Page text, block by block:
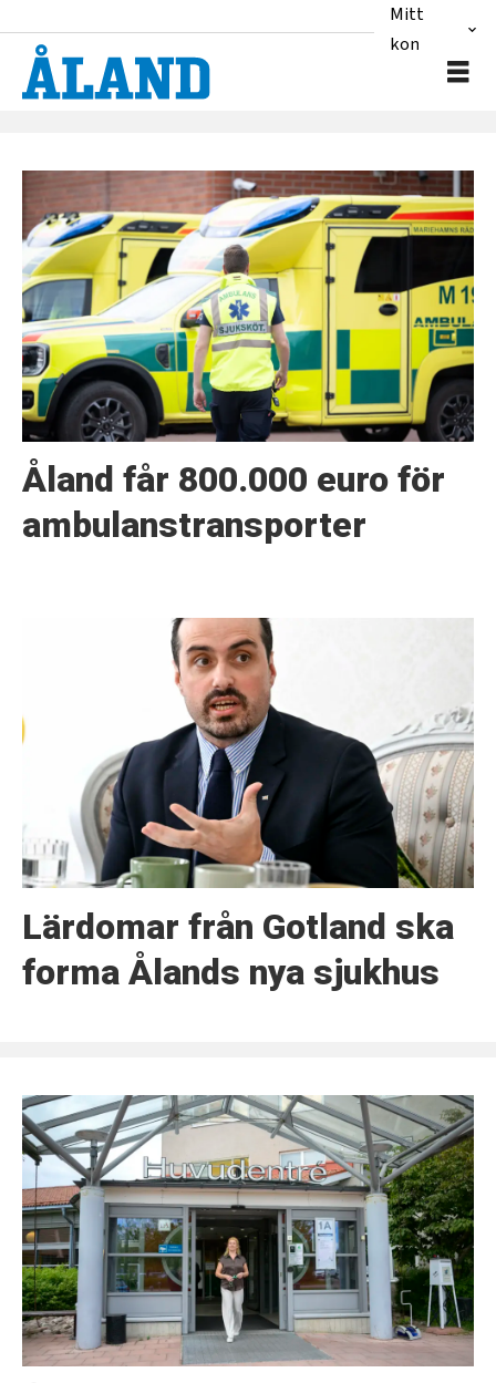
Mitt
konto
Tag:
hälso-
och
sjukvård
Åland får 800.000 euro för
ambulanstransporter
Lärdomar från Gotland ska
forma Ålands nya sjukhus